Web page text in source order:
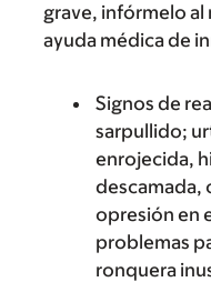
grave, infórmelo al
ayuda médica de
Signos de
sarpullido;
enrojecida,
descamada,
opresión en
problemas
ronquera